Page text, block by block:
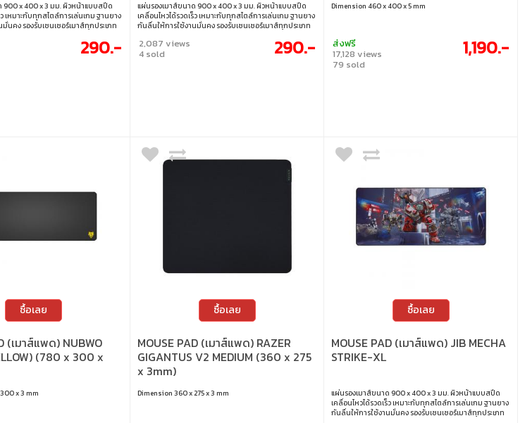
900 x 400 x 3 มม. ผิวหน้าแบบสปีด
เหมาะกับทุกสไตล์การเล่นเกม ฐานยาง
นคง รองรับเซนเซอร์เมาส์ทุกประเภท
290.-
แผ่นรองเมาส์ขนาด 900 x 400 x 3 มม. ผิวหน้าแบบสปีด
เคลื่อนไหวได้รวดเร็ว เหมาะกับทุกสไตล์การเล่นเกม ฐานยาง
กันลื่นให้การใช้งานมั่นคง รองรับเซนเซอร์เมาส์ทุกประเภท
900 x 400 x 3 มม.
2,087 views
4 sold 290.-
Dimension 460 x 400 x 5 mm
ส่งฟรี
17,128 views
79 sold
1,190.-
ซื้อเลย
(เมาส์แพด) NUBWO
(780 x 300 x
x 3 mm
ซื้อเลย
MOUSE PAD (เมาส์แพด) RAZER
GIGANTUS V2 MEDIUM (360 x 275
x 3mm)
Dimension 360 x 275 x 3 mm
ซื้อเลย
MOUSE PAD (เมาส์แพด) JIB MECHA
STRIKE-XL
แผ่นรองเมาส์ขนาด 900 x 400 x 3 มม. ผิวหน้าแบบสปีด
เคลื่อนไหวได้รวดเร็ว เหมาะกับทุกสไตล์การเล่นเกม ฐานยาง
กันลื่นให้การใช้งานมั่นคง รองรับเซนเซอร์เมาส์ทุกประเภท